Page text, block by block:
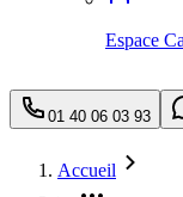
Espace
01 40 06 03 93
Accueil